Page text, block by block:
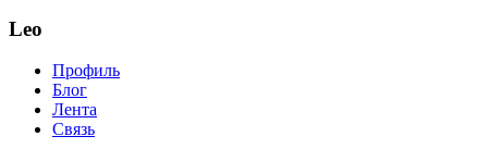
Leo
Профиль
Блог
Лента
Связь